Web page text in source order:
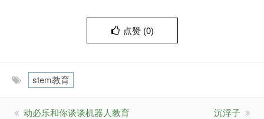
点赞 (0)
stem教育
动必乐和你谈谈机器人教育 沉浮子